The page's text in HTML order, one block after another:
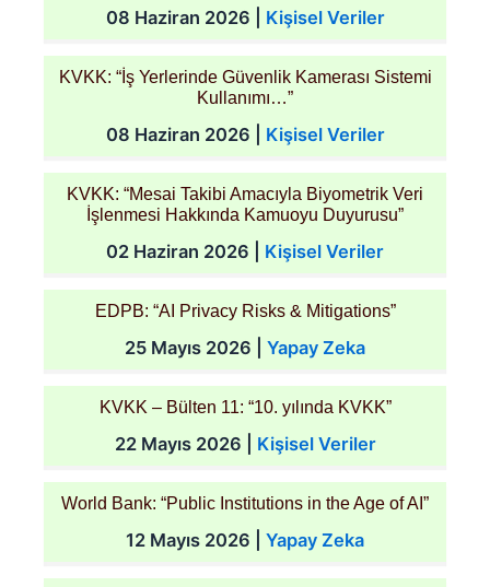
08 Haziran 2026 Kişisel Veriler
KVKK: “İş Yerlerinde Güvenlik Kamerası Sistemi
Kullanımı…”
08 Haziran 2026 Kişisel Veriler
KVKK: “Mesai Takibi Amacıyla Biyometrik Veri
İşlenmesi Hakkında Kamuoyu Duyurusu”
02 Haziran 2026 Kişisel Veriler
EDPB: “AI Privacy Risks & Mitigations”
25 Mayıs 2026 Yapay Zeka
KVKK – Bülten 11: “10. yılında KVKK”
22 Mayıs 2026 Kişisel Veriler
World Bank: “Public Institutions in the Age of AI”
12 Mayıs 2026 Yapay Zeka